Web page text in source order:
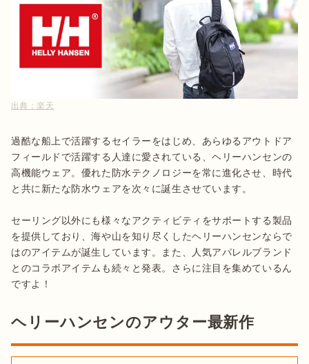
出典： 楽天
過酷な船上で活躍するセイラーをはじめ、あらゆるアウトドア
フィールドで活躍する人達に愛されている、ヘリーハンセンの
高機能ウェア。優れた防水テクノロジーを常に進化させ、時代
と共に新たな防水ウェアを次々に誕生させています。
セーリング以外にも様々なアクティビティをサポートする製品
を提供しており、海や山を知り尽くしたヘリーハンセンならで
はのアイテムが誕生しています。また、人気アパレルブランド
とのコラボアイテムも続々と発表。さらに注目を集めているん
ヘリーハンセンのアウター最新作